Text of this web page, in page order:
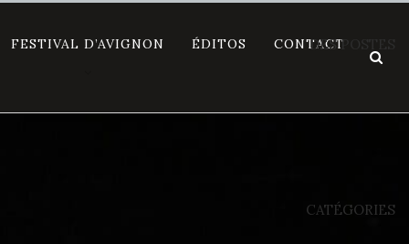
DES POSTES
CATÉGORIES
FESTIVAL D’AVIGNON ÉDITOS CONTACT